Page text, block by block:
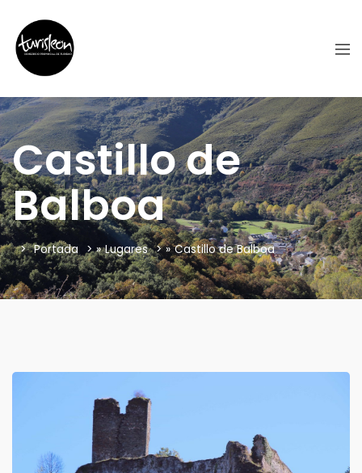
Castillo de
Balboa
Portada » Lugares » Castillo de Balboa